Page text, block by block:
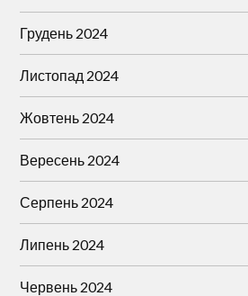
Грудень 2024
Листопад 2024
Жовтень 2024
Вересень 2024
Серпень 2024
Липень 2024
Червень 2024